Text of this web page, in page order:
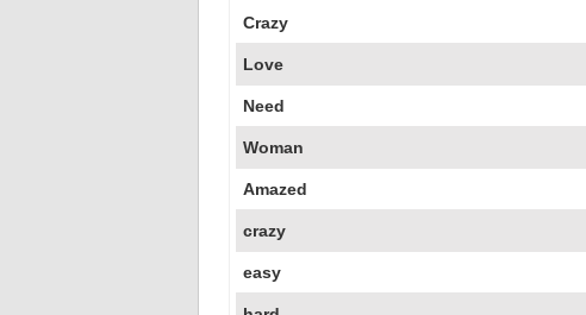
Crazy
Love
Need
Woman
Amazed
crazy
easy